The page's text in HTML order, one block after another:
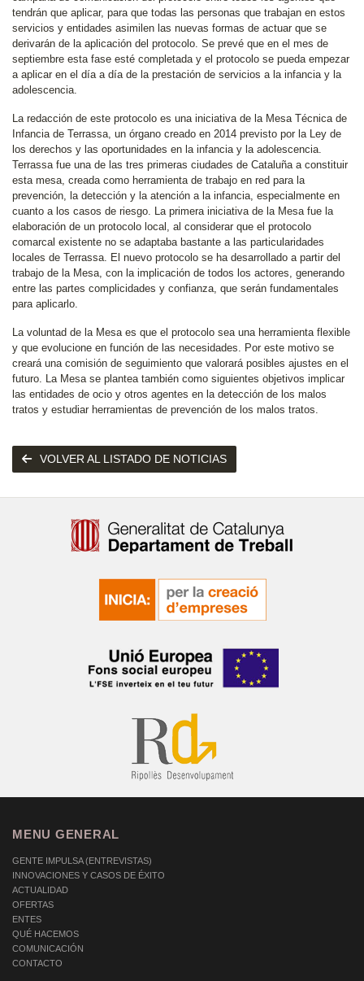
tendrán que aplicar, para que todas las personas que trabajan en estos
servicios y entidades asimilen las nuevas formas de actuar que se
derivarán de la aplicación del protocolo. Se prevé que en el mes de
septiembre esta fase esté completada y el protocolo se pueda empezar
a aplicar en el día a día de la prestación de servicios a la infancia y la
adolescencia.
La redacción de este protocolo es una iniciativa de la Mesa Técnica de
Infancia de Terrassa, un órgano creado en 2014 previsto por la Ley de
los derechos y las oportunidades en la infancia y la adolescencia.
Terrassa fue una de las tres primeras ciudades de Cataluña a constituir
esta mesa, creada como herramienta de trabajo en red para la
prevención, la detección y la atención a la infancia, especialmente en
cuanto a los casos de riesgo. La primera iniciativa de la Mesa fue la
elaboración de un protocolo local, al considerar que el protocolo
comarcal existente no se adaptaba bastante a las particularidades
locales de Terrassa. El nuevo protocolo se ha desarrollado a partir del
trabajo de la Mesa, con la implicación de todos los actores, generando
entre las partes complicidades y confianza, que serán fundamentales
para aplicarlo.
La voluntad de la Mesa es que el protocolo sea una herramienta flexible
y que evolucione en función de las necesidades. Por este motivo se
creará una comisión de seguimiento que valorará posibles ajustes en el
futuro. La Mesa se plantea también como siguientes objetivos implicar
las entidades de ocio y otros agentes en la detección de los malos
tratos y estudiar herramientas de prevención de los malos tratos.
VOLVER AL LISTADO DE NOTICIAS
MENU GENERAL
GENTE IMPULSA (ENTREVISTAS)
INNOVACIONES Y CASOS DE ÉXITO
ACTUALIDAD
OFERTAS
ENTES
QUÉ HACEMOS
COMUNICACIÓN
CONTACTO